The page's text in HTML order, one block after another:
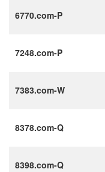
6770.com-P
7248.com-P
7383.com-W
8378.com-Q
8398.com-Q